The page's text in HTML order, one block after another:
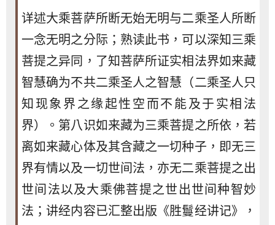
详述大乘菩萨所断无始无明与二乘圣人所断
一念无明之分际；熟读此书，可以深知三乘
菩提之异同，了知菩萨所证实相法界如来藏
智慧确为不共二乘圣人之智慧（二乘圣人只
知现象界之缘起性空而不能及于实相法
界）。第八识如来藏为三乘菩提之所依，若
离如来藏心体及其含藏之一切种子，即无三
界有情以及一切世间法，亦无二乘菩提之出
世间法以及大乘佛菩提之世出世间种智妙
法；讲经内容已汇整出版《胜鬘经讲记》，